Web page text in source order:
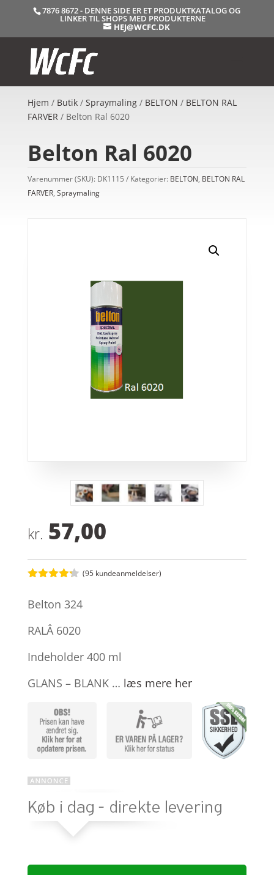
7876 8672 - DENNE SIDE ER ET PRODUKTKATALOG OG
LINKER TIL SHOPS MED PRODUKTERNE
HEJ@WCFC.DK
Hjem / Butik/ Spraymaling/ BELTON / BELTON RAL
FARVER/ Belton Ral 6020
Belton Ral 6020
Varenummer (SKU): DK1115 Kategorier: BELTON, BELTON RAL
FARVER, Spraymaling
kr. 57,00
ud af 5
på
kundebedø
(95 kundeanmeldelser)
Belton 324
RALÂ 6020
Indeholder 400 ml
GLANS – BLANK … læs mere her